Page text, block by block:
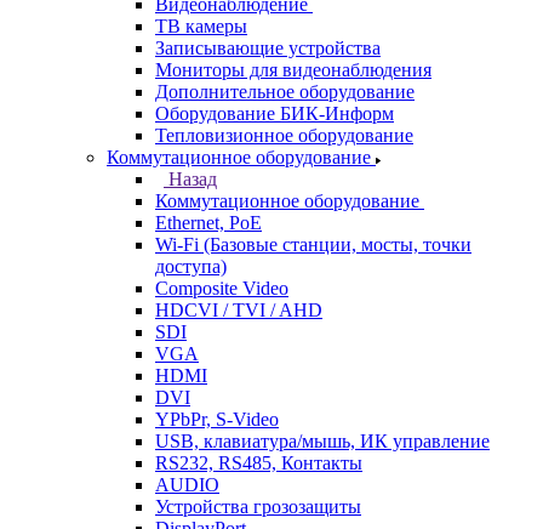
Видеонаблюдение
ТВ камеры
Записывающие устройства
Мониторы для видеонаблюдения
Дополнительное оборудование
Оборудование БИК-Информ
Тепловизионное оборудование
Коммутационное оборудование
Назад
Коммутационное оборудование
Ethernet, PoE
Wi-Fi (Базовые станции, мосты, точки
доступа)
Composite Video
HDCVI / TVI / AHD
SDI
VGA
HDMI
DVI
YPbPr, S-Video
USB, клавиатура/мышь, ИК управление
RS232, RS485, Контакты
AUDIO
Устройства грозозащиты